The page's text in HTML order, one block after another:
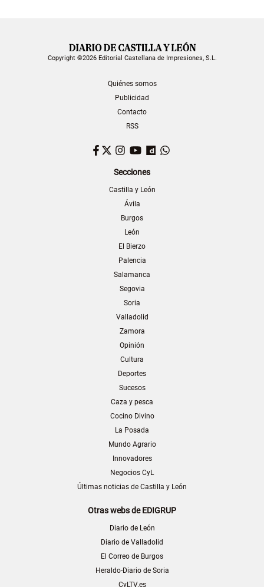
Copyright ©2026 Editorial Castellana de Impresiones, S.L.
Quiénes somos
Publicidad
Contacto
RSS
Facebook
TwitterInstagram
YouTubeDailymotion
Secciones
Castilla y León
Ávila
Burgos
León
El Bierzo
Palencia
Salamanca
Segovia
Soria
Valladolid
Zamora
Opinión
Cultura
Deportes
Sucesos
Caza y pesca
Cocino Divino
La Posada
Mundo Agrario
Innovadores
Negocios CyL
Últimas noticias de Castilla y León
Otras webs de EDIGRUP
Diario de León
Diario de Valladolid
El Correo de Burgos
Heraldo-Diario de Soria
CyLTV.es